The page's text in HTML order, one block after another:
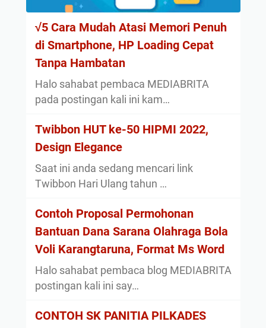
√5 Cara Mudah Atasi Memori Penuh
di Smartphone, HP Loading Cepat
Tanpa Hambatan
Halo sahabat pembaca MEDIABRITA
pada postingan kali ini kam…
Twibbon HUT ke-50 HIPMI 2022,
Design Elegance
Saat ini anda sedang mencari link
Twibbon Hari Ulang tahun …
Contoh Proposal Permohonan
Bantuan Dana Sarana Olahraga Bola
Voli Karangtaruna, Format Ms Word
Halo sahabat pembaca blog MEDIABRITA
postingan kali ini say…
CONTOH SK PANITIA PILKADES